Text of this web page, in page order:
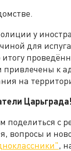
у
для
к
на
Царьграда!
поделиться с
вопросы и
,